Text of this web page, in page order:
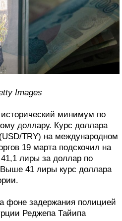
Images
минимум по
доллару. Курс доллара
TRY) на международном
19 марта подскочил на
41,1 лиры за доллар по
41 лиры курс доллара
фоне задержания полицией
Реджепа Тайипа